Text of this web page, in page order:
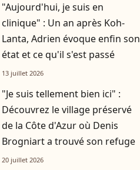
"Aujourd'hui, je suis en
clinique" : Un an après Koh-
Lanta, Adrien évoque enfin son
état et ce qu'il s'est passé
13 juillet 2026
"Je suis tellement bien ici" :
Découvrez le village préservé
de la Côte d'Azur où Denis
Brogniart a trouvé son refuge
20 juillet 2026